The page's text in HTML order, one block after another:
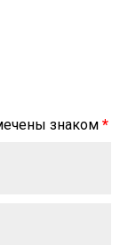
знаком *